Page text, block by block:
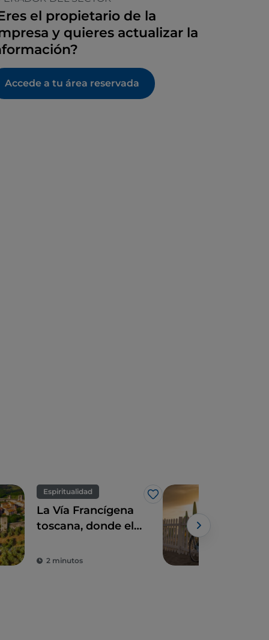
el propietario de la
y quieres actualizar la
Accede a tu área reservada
Espiritualidad
Me gusta
La Vía Francígena
toscana, donde el
haberse detenido
2 minutos